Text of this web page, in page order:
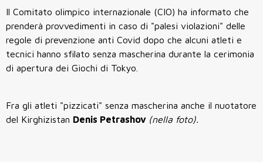
Il Comitato olimpico internazionale (CIO) ha informato che
prenderà provvedimenti in caso di "palesi violazioni" delle
regole di prevenzione anti Covid dopo che alcuni atleti e
tecnici hanno sfilato senza mascherina durante la cerimonia
di apertura dei Giochi di Tokyo.
Fra gli atleti "pizzicati" senza mascherina anche il nuotatore
del Kirghizistan Denis Petrashov (nella foto).